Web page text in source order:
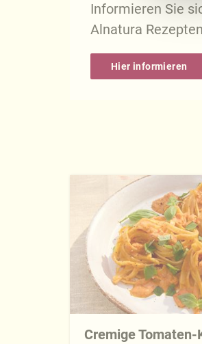
Informieren Sie
Alnatura
Hier informieren
Cremige